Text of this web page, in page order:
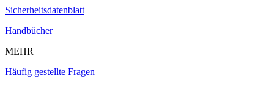
Sicherheitsdatenblatt
Handbücher
MEHR
Häufig gestellte Fragen